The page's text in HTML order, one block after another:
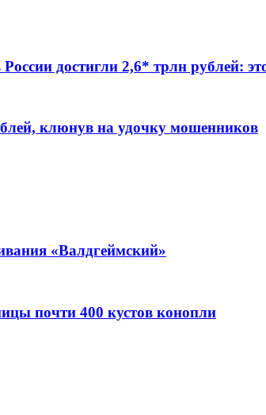
достигли 2,6* трлн рублей:
клюнув на удочку мошенников
«Валдгеймский»
почти 400 кустов конопли